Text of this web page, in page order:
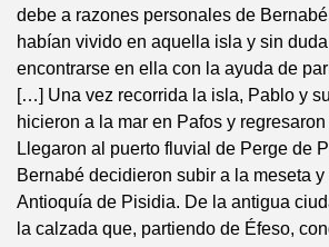
debe a razones personales de
habían vivido en aquella isla y sin
encontrarse en ella con la ayuda de
[…] Una vez recorrida la isla, Pablo y
hicieron a la mar en Pafos y
Llegaron al puerto fluvial de Perge de
Bernabé decidieron subir a la meseta
Antioquía de Pisidia. De la antigua
la calzada que, partiendo de Éfeso,